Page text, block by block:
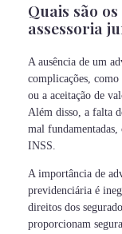
Quais são
assessoria
A ausência de um
complicações,
ou a aceitação de
Além disso, a falta
mal fundamentadas,
INSS.
A importância de
previdenciária é
direitos dos
proporcionam